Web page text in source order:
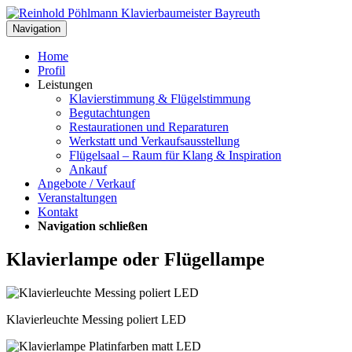
Navigation
Home
Profil
Leistungen
Klavierstimmung & Flügelstimmung
Begutachtungen
Restaurationen und Reparaturen
Werkstatt und Verkaufsausstellung
Flügelsaal – Raum für Klang & Inspiration
Ankauf
Angebote / Verkauf
Veranstaltungen
Kontakt
Navigation schließen
Klavierlampe oder Flügellampe
Klavierleuchte Messing poliert LED